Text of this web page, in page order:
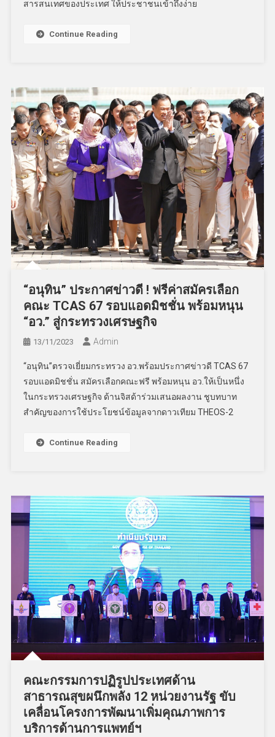
สารสนเทศของประเทศ ให้ประชาชนเข้าถึงง่าย
Continue Reading
“อนุทิน” ประกาศข่าวดี ! ฟรีค่าสมัครเลือก
คณะ TCAS 67 รอบแอดมิชชั่น พร้อมหนุน
“อว.” สู่กระทรวงเศรษฐกิจ
13/11/2023 Admin
“อนุทิน”ตรวจเยี่ยมกระทรวง อว.พร้อมประกาศข่าวดี TCAS 67
รอบแอดมิชชั่น สมัครเลือกคณะฟรี พร้อมหนุน อว.ให้เป็นหนึ่ง
ในกระทรวงเศรษฐกิจ ด้านจิสด้าร่วมเสนอผลงาน ชูบทบาท
สำคัญของการใช้ประโยชน์ข้อมูลจากดาวเทียม THEOS-2
Continue Reading
คณะกรรมการปฏิรูปประเทศด้าน
สาธารณสุขผนึกพลัง 12 หน่วยงานรัฐ ขับ
เคลื่อนโครงการพัฒนาเพิ่มคุณภาพการ
บริการด้านการแพทย์ฯ